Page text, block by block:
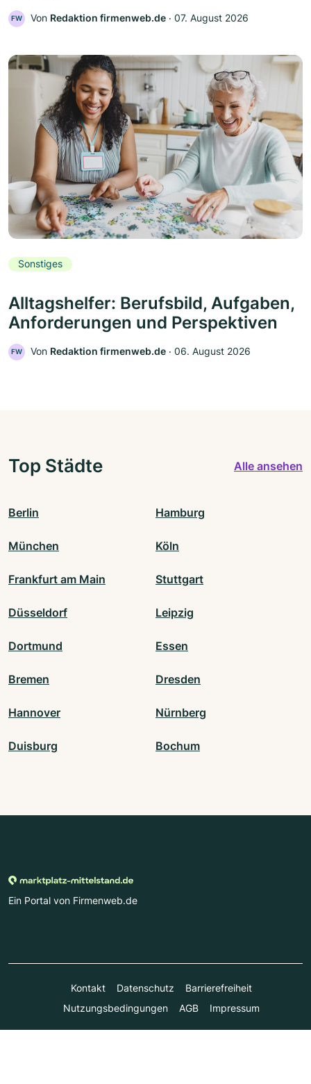
FW Von Redaktion firmenweb.de ‧ 07. August 2026
Sonstiges
Alltagshelfer: Berufsbild, Aufgaben,
Anforderungen und Perspektiven
FW Von Redaktion firmenweb.de ‧ 06. August 2026
Top Städte Alle ansehen
Berlin Hamburg
München Köln
Frankfurt am Main Stuttgart
Düsseldorf Leipzig
Dortmund Essen
Bremen Dresden
Hannover Nürnberg
Duisburg Bochum
Ein Portal von Firmenweb.de
Kontakt Datenschutz
Barrierefreiheit
Nutzungsbedingungen
AGB Impressum